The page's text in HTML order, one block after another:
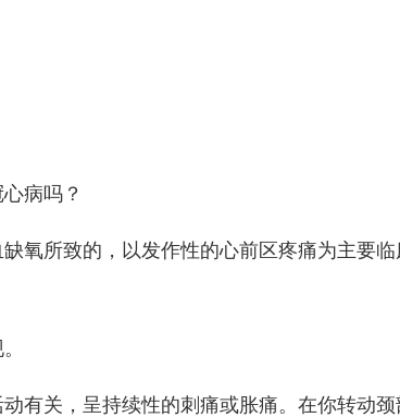
病吗？
氧所致的，以发作性的心前区疼痛为主要临
有关，呈持续性的刺痛或胀痛。在你转动颈